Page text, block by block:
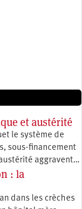
et austérité
le système de
sous-financement
aggravent…
: la
dans les crèches